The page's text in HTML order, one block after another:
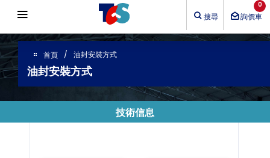
搜尋
0
詢價車
首頁 油封安裝方式
油封安裝方式
技術信息